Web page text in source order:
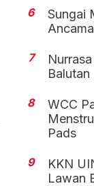
6
Sungai
7
Balutan
8
WCC
Pads
9
KKN
Lawan